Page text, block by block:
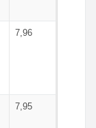
7,96
7,95